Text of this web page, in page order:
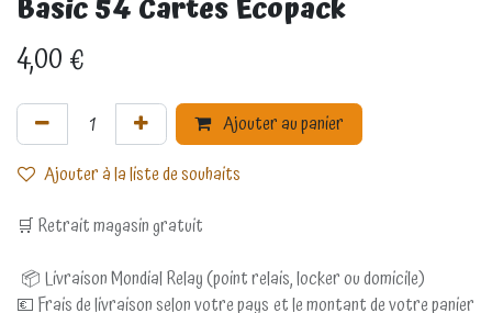
Basic 54 Cartes Ecopack
4,00€
Ajouter au panier
Ajouter à la liste de souhaits
🛒 Retrait magasin gratuit
📦 Livraison Mondial Relay (point relais, locker ou domicile)
💶 Frais de livraison selon votre pays et le montant de votre panier